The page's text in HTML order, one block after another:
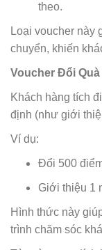
theo.
Loại voucher này
chuyển, khiến
Voucher Đổi
Khách hàng tích
định (như giới
Ví dụ:
Đổi 500
Giới thiệu 1
Hình thức này
trình chăm sóc